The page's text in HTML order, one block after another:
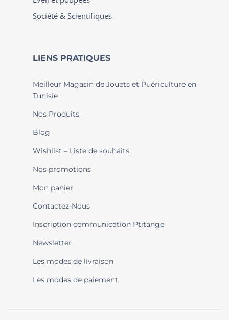
Société & Scientifiques
LIENS PRATIQUES
Meilleur Magasin de Jouets et Puériculture en
Tunisie
Nos Produits
Blog
Wishlist – Liste de souhaits
Nos promotions
Mon panier
Contactez-Nous
Inscription communication Ptitange
Newsletter
Les modes de livraison
Les modes de paiement